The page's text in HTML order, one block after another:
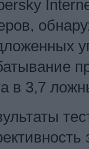
в 3,7